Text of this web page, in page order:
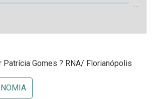
…
Patrícia Gomes ? RNA/ Florianópolis